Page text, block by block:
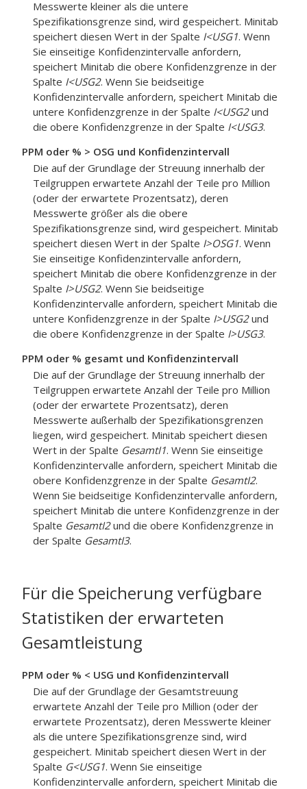
Messwerte kleiner als die untere
Spezifikationsgrenze sind, wird gespeichert. Minitab
speichert diesen Wert in der Spalte I<USG1. Wenn
Sie einseitige Konfidenzintervalle anfordern,
speichert Minitab die obere Konfidenzgrenze in der
Spalte I<USG2. Wenn Sie beidseitige
Konfidenzintervalle anfordern, speichert Minitab die
untere Konfidenzgrenze in der Spalte I<USG2und
die obere Konfidenzgrenze in der Spalte I<USG3.
PPM oder % > OSG und Konfidenzintervall
Die auf der Grundlage der Streuung innerhalb der
Teilgruppen erwartete Anzahl der Teile pro Million
(oder der erwartete Prozentsatz), deren
Messwerte größer als die obere
Spezifikationsgrenze sind, wird gespeichert. Minitab
speichert diesen Wert in der Spalte I>OSG1. Wenn
Sie einseitige Konfidenzintervalle anfordern,
speichert Minitab die obere Konfidenzgrenze in der
Spalte I>USG2. Wenn Sie beidseitige
Konfidenzintervalle anfordern, speichert Minitab die
untere Konfidenzgrenze in der Spalte I>USG2und
die obere Konfidenzgrenze in der Spalte I>USG3.
PPM oder % gesamt und Konfidenzintervall
Die auf der Grundlage der Streuung innerhalb der
Teilgruppen erwartete Anzahl der Teile pro Million
(oder der erwartete Prozentsatz), deren
Messwerte außerhalb der Spezifikationsgrenzen
liegen, wird gespeichert. Minitab speichert diesen
Wert in der Spalte GesamtI1. Wenn Sie einseitige
Konfidenzintervalle anfordern, speichert Minitab die
obere Konfidenzgrenze in der Spalte GesamtI2.
Wenn Sie beidseitige Konfidenzintervalle anfordern,
speichert Minitab die untere Konfidenzgrenze in der
Spalte GesamtI2und die obere Konfidenzgrenze in
der Spalte GesamtI3.
Für die Speicherung verfügbare
Statistiken der erwarteten
Gesamtleistung
PPM oder % < USG und Konfidenzintervall
Die auf der Grundlage der Gesamtstreuung
erwartete Anzahl der Teile pro Million (oder der
erwartete Prozentsatz), deren Messwerte kleiner
als die untere Spezifikationsgrenze sind, wird
gespeichert. Minitab speichert diesen Wert in der
Spalte G<USG1. Wenn Sie einseitige
Konfidenzintervalle anfordern, speichert Minitab die